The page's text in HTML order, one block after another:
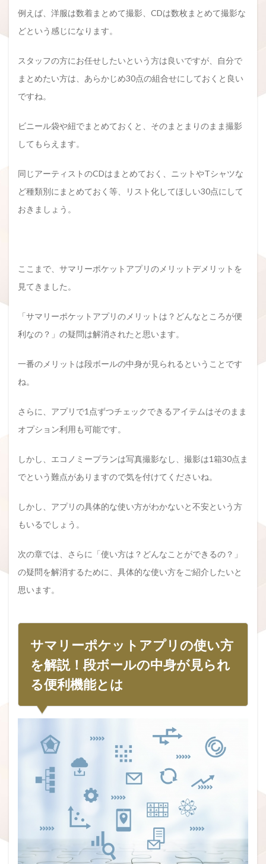
例えば、洋服は数着まとめて撮影、CDは数枚まとめて撮影な
どという感じになります。
スタッフの方にお任せしたいという方は良いですが、自分で
まとめたい方は、あらかじめ30点の組合せにしておくと良い
ですね。
ビニール袋や紐でまとめておくと、そのまとまりのまま撮影
してもらえます。
同じアーティストのCDはまとめておく、ニットやTシャツな
ど種類別にまとめておく等、リスト化してほしい30点にして
おきましょう。
ここまで、サマリーポケットアプリのメリットデメリットを
見てきました。
「サマリーポケットアプリのメリットは？どんなところが便
利なの？」の疑問は解消されたと思います。
一番のメリットは段ボールの中身が見られるということです
ね。
さらに、アプリで1点ずつチェックできるアイテムはそのまま
オプション利用も可能です。
しかし、エコノミープランは写真撮影なし、撮影は1箱30点ま
でという難点がありますので気を付けてくださいね。
しかし、アプリの具体的な使い方がわかないと不安という方
もいるでしょう。
次の章では、さらに「使い方は？どんなことができるの？」
の疑問を解消するために、具体的な使い方をご紹介したいと
思います。
サマリーポケットアプリの使い方
を解説！段ボールの中身が見られ
る便利機能とは